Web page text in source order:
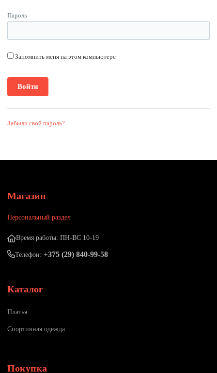
Пароль
Запомнить меня на этом компьютере
Забыли свой пароль?
Магазин
Персональный раздел
Время работы: ПН-ВС 10-19
Телефон: +375 (29) 840-99-58
Каталог
Платья
Спортивная одежда
Покупка